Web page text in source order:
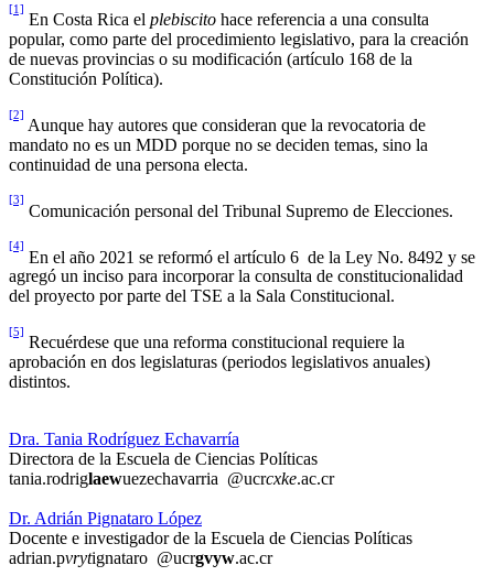
[1]
En Costa Rica el plebiscito hace referencia a una consulta
popular, como parte del procedimiento legislativo, para la creación
de nuevas provincias o su modificación (artículo 168 de la
Constitución Política).
[2]
Aunque hay autores que consideran que la revocatoria de
mandato no es un MDD porque no se deciden temas, sino la
continuidad de una persona electa.
[3]
Comunicación personal del Tribunal Supremo de Elecciones.
[4]
En el año 2021 se reformó el artículo 6 de la Ley No. 8492 y se
agregó un inciso para incorporar la consulta de constitucionalidad
del proyecto por parte del TSE a la Sala Constitucional.
[5]
Recuérdese que una reforma constitucional requiere la
aprobación en dos legislaturas (periodos legislativos anuales)
distintos.
Dra. Tania Rodríguez Echavarría
Directora de la Escuela de Ciencias Políticas
tania.rodriglaewuezechavarria @ucrcxke.ac.cr
Dr. Adrián Pignataro López
Docente e investigador de la Escuela de Ciencias Políticas
adrian.pvrytignataro @ucrgvyw.ac.cr